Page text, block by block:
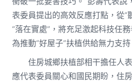
表委員提出的高效反應打點，從“
“落在實處”，將充足激起科技任
為推動“好屋子”扶植供給無力支持
住房城鄉扶植部相干擔任人
應代表委員關心和國民期盼，住